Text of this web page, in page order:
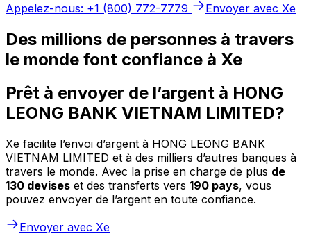
Appelez-nous: +1 (800) 772-7779
Envoyer avec Xe
Des millions de personnes à travers
le monde font confiance à Xe
Prêt à envoyer de l’argent à HONG
LEONG BANK VIETNAM LIMITED?
Xe facilite l’envoi d’argent à HONG LEONG BANK
VIETNAM LIMITED et à des milliers d’autres banques à
travers le monde. Avec la prise en charge de plus de
130 devises et des transferts vers 190 pays, vous
pouvez envoyer de l’argent en toute confiance.
Envoyer avec Xe